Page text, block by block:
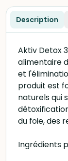
Description
Aktiv Detox
alimentaire
et
produit est
naturels qui
du foie, des
Ingrédients